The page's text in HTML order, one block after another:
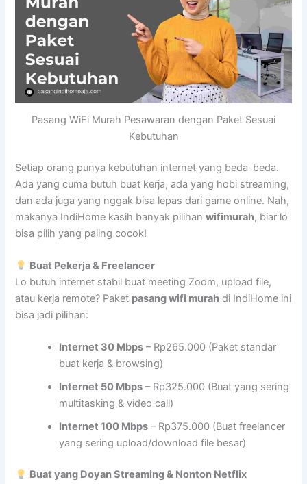
Pasang WiFi Murah Pesawaran dengan Paket Sesuai
Kebutuhan
Setiap orang punya kebutuhan internet yang beda-beda.
Ada yang cuma butuh buat kerja, ada yang hobi streaming,
dan ada juga yang nggak bisa lepas dari game online. Nah,
makanya IndiHome kasih banyak pilihanwifimurah, biar lo
bisa pilih yang paling cocok!
Buat Pekerja & Freelancer
Lo butuh internet stabil buat meeting Zoom, upload file,
atau kerja remote? Paket pasang wifi murah di IndiHome ini
bisa jadi pilihan:
Internet 30 Mbps – Rp265.000 (Paket standar
buat kerja & browsing)
Internet 50 Mbps – Rp325.000 (Buat yang sering
multitasking & video call)
Internet 100 Mbps – Rp375.000 (Buat freelancer
yang sering upload/download file besar)
Buat yang Doyan Streaming & Nonton Netflix